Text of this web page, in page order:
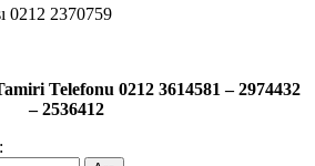
0212 2370759
Telefonu 0212 3614581 – 2974432
– 2536412